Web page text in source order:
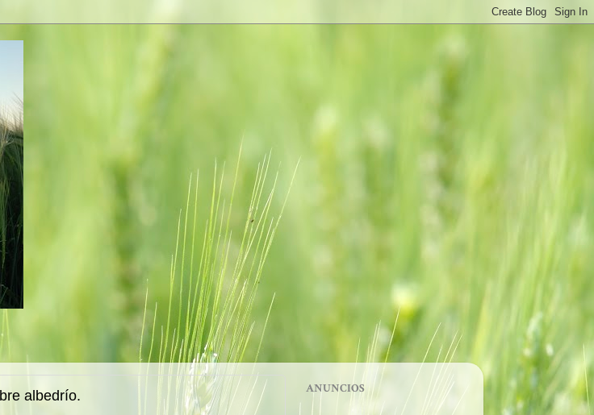
albedrío. ANUNCIOS